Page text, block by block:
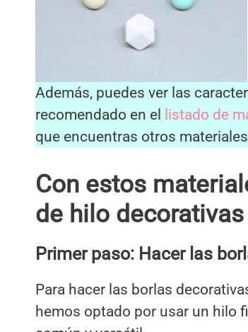
Además, puedes ver las
recomendado en el
listado de
que encuentras otros
Con estos
de hilo
Primer paso: Hacer las
Para hacer las borlas
hemos optado por usar un hilo